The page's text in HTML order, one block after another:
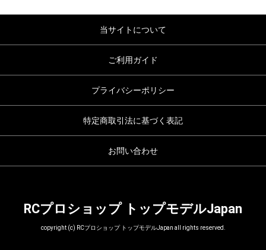
当サイトについて
ご利用ガイド
プライバシーポリシー
特定商取引法に基づく表記
お問い合わせ
RCプロショップ トップモデルJapan
copyright (c) RCプロショップ トップモデルJapan all rights reserved.